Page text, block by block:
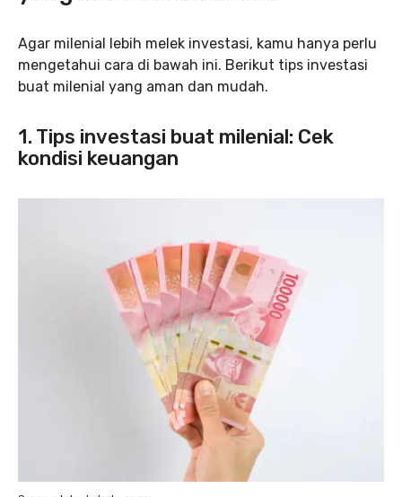
Agar milenial lebih melek investasi, kamu hanya perlu
mengetahui cara di bawah ini. Berikut tips investasi
buat milenial yang aman dan mudah.
1. Tips investasi buat milenial: Cek
kondisi keuangan